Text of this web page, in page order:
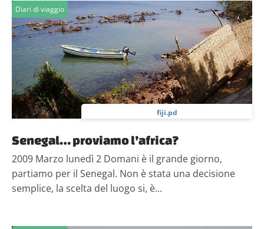
Diari di viaggio
fiji.pd
Senegal… proviamo l’africa?
2009 Marzo lunedì 2 Domani è il grande giorno,
partiamo per il Senegal. Non è stata una decisione
semplice, la scelta del luogo si, è...